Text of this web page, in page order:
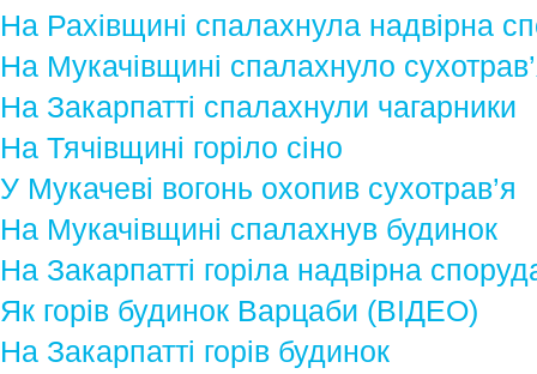
На Рахівщині спалахнула надвірна
На Мукачівщині спалахнуло
На Закарпатті спалахнули чагарники
На Тячівщині горіло сіно
У Мукачеві вогонь охопив сухотрав’я
На Мукачівщині спалахнув будинок
На Закарпатті горіла надвірна
Як горів будинок Варцаби (ВІДЕО)
На Закарпатті горів будинок